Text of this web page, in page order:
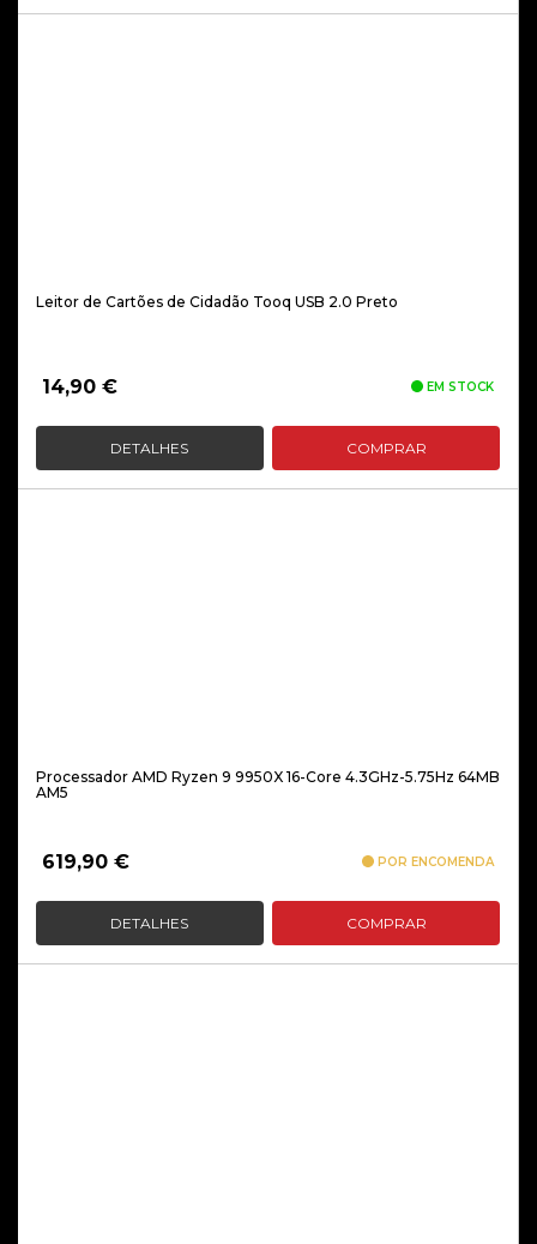
Leitor de Cartões de Cidadão Tooq USB 2.0 Preto
14,90 € EM STOCK
DETALHES COMPRAR
Processador AMD Ryzen 9 9950X 16-Core 4.3GHz-5.75Hz 64MB
AM5
619,90 € POR ENCOMENDA
DETALHES COMPRAR